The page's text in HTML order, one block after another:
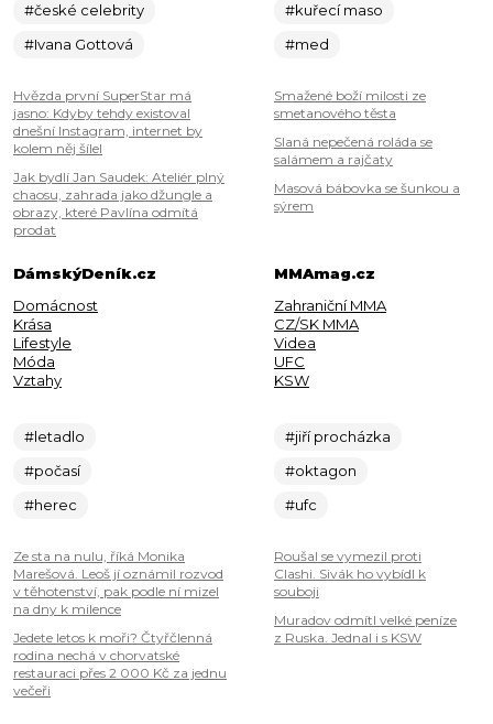
#české celebrity
#Ivana Gottová
Hvězda první SuperStar má
jasno: Kdyby tehdy existoval
dnešní Instagram, internet by
kolem něj šílel
Jak bydlí Jan Saudek: Ateliér plný
chaosu, zahrada jako džungle a
obrazy, které Pavlína odmítá
prodat
#kuřecí maso
#med
Smažené boží milosti ze
smetanového těsta
Slaná nepečená roláda se
salámem a rajčaty
Masová bábovka se šunkou a
sýrem
DámskýDeník.cz
Domácnost
Krása
Lifestyle
Móda
Vztahy
#letadlo
#počasí
#herec
Ze sta na nulu, říká Monika
Marešová. Leoš jí oznámil rozvod
v těhotenství, pak podle ní mizel
na dny k milence
Jedete letos k moři? Čtyřčlenná
rodina nechá v chorvatské
restauraci přes 2 000 Kč za jednu
večeři
MMAmag.cz
Zahraniční MMA
CZ/SK MMA
Videa
UFC
KSW
#jiří procházka
#oktagon
#ufc
Roušal se vymezil proti
Clashi. Sivák ho vybídl k
souboji
Muradov odmítl velké peníze
z Ruska. Jednal i s KSW